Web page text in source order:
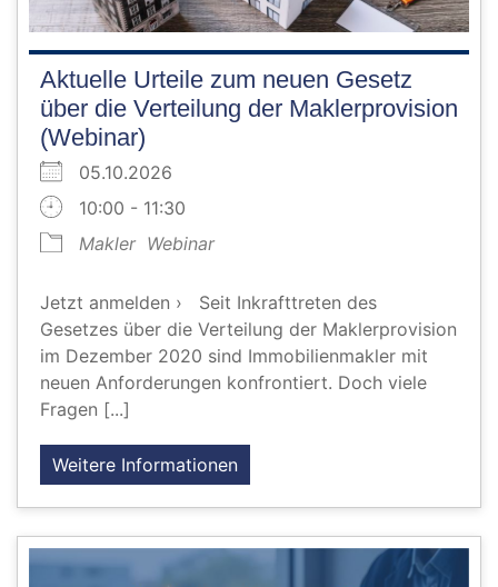
Aktuelle Urteile zum neuen Gesetz
über die Verteilung der Maklerprovision
(Webinar)
05.10.2026
10:00 - 11:30
Makler Webinar
Jetzt anmelden › Seit Inkrafttreten des
Gesetzes über die Verteilung der Maklerprovision
im Dezember 2020 sind Immobilienmakler mit
neuen Anforderungen konfrontiert. Doch viele
Fragen [...]
Weitere Informationen